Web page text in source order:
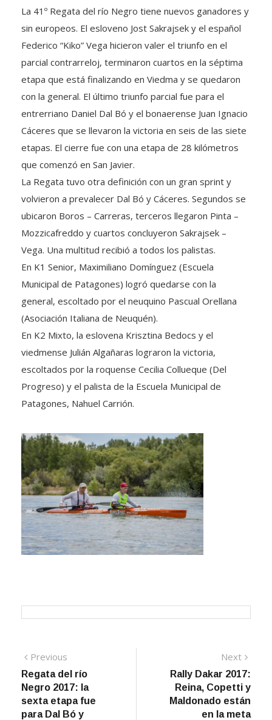
La 41º Regata del río Negro tiene nuevos ganadores y
sin europeos. El esloveno Jost Sakrajsek y el español
Federico “Kiko” Vega hicieron valer el triunfo en el
parcial contrarreloj, terminaron cuartos en la séptima
etapa que está finalizando en Viedma y se quedaron
con la general. El último triunfo parcial fue para el
entrerriano Daniel Dal Bó y el bonaerense Juan Ignacio
Cáceres que se llevaron la victoria en seis de las siete
etapas. El cierre fue con una etapa de 28 kilómetros
que comenzó en San Javier.
La Regata tuvo otra definición con un gran sprint y
volvieron a prevalecer Dal Bó y Cáceres. Segundos se
ubicaron Boros – Carreras, terceros llegaron Pinta –
Mozzicafreddo y cuartos concluyeron Sakrajsek –
Vega. Una multitud recibió a todos los palistas.
En K1 Senior, Maximiliano Domínguez (Escuela
Municipal de Patagones) logró quedarse con la
general, escoltado por el neuquino Pascual Orellana
(Asociación Italiana de Neuquén).
En K2 Mixto, la eslovena Krisztina Bedocs y el
viedmense Julián Algañaras lograron la victoria,
escoltados por la roquense Cecilia Collueque (Del
Progreso) y el palista de la Escuela Municipal de
Patagones, Nahuel Carrión.
Navegación
de
entradas
Previous
post:
Regata del río
Negro 2017: la
sexta etapa fue
para Dal Bó y
Next
Rally Dakar 2017:
Reina, Copetti y
Maldonado están
en la meta